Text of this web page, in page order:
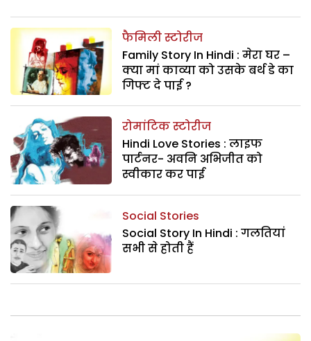
फैमिली स्टोरीज
Family Story In Hindi : मेरा घर –
क्या मां काव्या को उसके बर्थ डे का
गिफ्ट दे पाई ?
रोमांटिक स्टोरीज
Hindi Love Stories : लाइफ
पार्टनर- अवनि अभिजीत को
स्वीकार कर पाई
Social Stories
Social Story In Hindi : गलतियां
सभी से होती हैं